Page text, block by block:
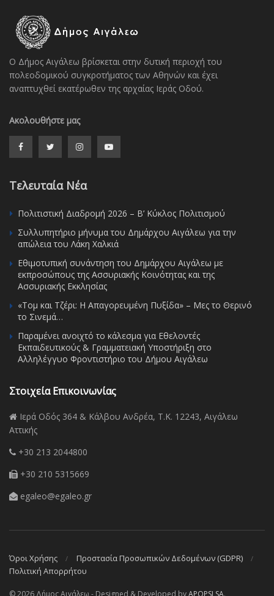
Ο Δήμος Αιγάλεω βρίσκεται στην δυτική περιοχή του
πολεοδομικού συγκροτήματος των Αθηνών και έχει
αναπτυχθεί εκατέρωθεν της αρχαίας Ιεράς Οδού.
Ακολουθήστε μας
Τελευταία Νέα
Πολιτιστική Διαδρομή 2026 – Β’ Κύκλος Πολιτισμού
Συλλυπητήριο μήνυμα του Δημάρχου Αιγάλεω για την
απώλεια του Λάκη Χαλκιά
Εθιμοτυπική συνάντηση του Δημάρχου Αιγάλεω με
εκπροσώπους της Ασσυριακής Κοινότητας και της
Ασσυριακής Εκκλησίας
«Τομ και Τζέρι: Η Απαγορευμένη Πυξίδα» – Μες το Θερινό
το Σινεμά…
Παραμένει ανοιχτό το κάλεσμα για Εθελοντές
Εκπαιδευτικούς & Γραμματειακή Υποστήριξη στο
Αλληλέγγυο Φροντιστήριο του Δήμου Αιγάλεω
Στοιχεία Επικοινωνίας
Ιερά Οδός 364 & Κάλβου Ανδρέα, Τ.Κ. 12243, Αιγάλεω
Αττικής
+30 213 2044800
+30 210 5315669
egaleo@egaleo.gr
Όροι Χρήσης
Προστασία Προσωπικών Δεδομένων (GDPR)
Πολιτική Απορρήτου